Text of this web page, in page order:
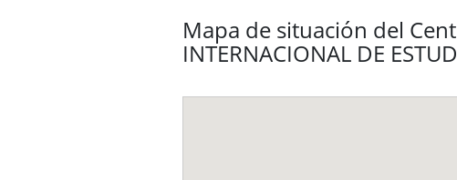
Mapa de situación del
INTERNACIONAL DE